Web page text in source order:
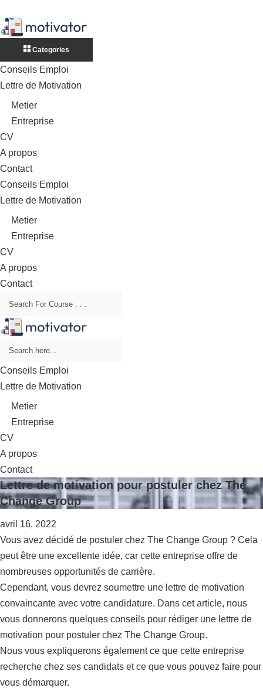
Categories
Conseils Emploi
Lettre de Motivation
Metier
Entreprise
CV
A propos
Contact
Conseils Emploi
Lettre de Motivation
Metier
Entreprise
CV
A propos
Contact
Conseils Emploi
Lettre de Motivation
Metier
Entreprise
CV
A propos
Contact
Lettre de motivation pour postuler chez The
Change Group
avril 16, 2022
Vous avez décidé de postuler chez The Change Group ? Cela
peut être une excellente idée, car cette entreprise offre de
nombreuses opportunités de carrière.
Cependant, vous devrez soumettre une lettre de motivation
convaincante avec votre candidature. Dans cet article, nous
vous donnerons quelques conseils pour rédiger une lettre de
motivation pour postuler chez The Change Group.
Nous vous expliquerons également ce que cette entreprise
recherche chez ses candidats et ce que vous pouvez faire pour
vous démarquer.